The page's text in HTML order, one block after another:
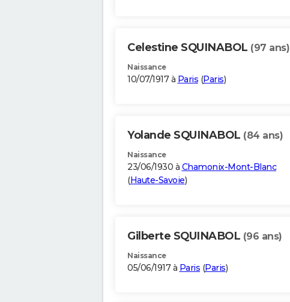
Celestine SQUINABOL (97 ans)
Naissance
10/07/1917 à Paris (Paris)
Yolande SQUINABOL (84 ans)
Naissance
23/06/1930 à Chamonix-Mont-Blanc
(Haute-Savoie)
Gilberte SQUINABOL (96 ans)
Naissance
05/06/1917 à Paris (Paris)